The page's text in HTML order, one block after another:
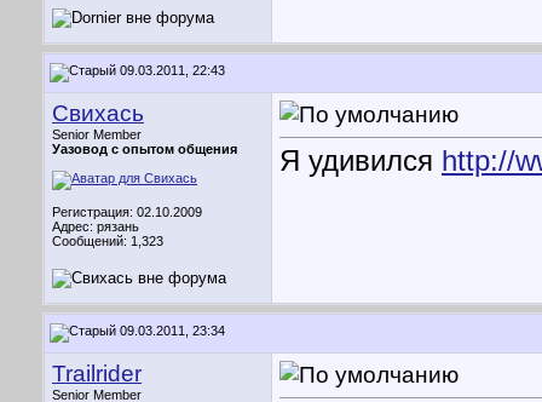
09.03.2011, 22:43
Свихась
Senior Member
Уазовод с опытом общения
Регистрация: 02.10.2009
Адрес: рязань
Сообщений: 1,323
Я удивился http://
09.03.2011, 23:34
Trailrider
Senior Member